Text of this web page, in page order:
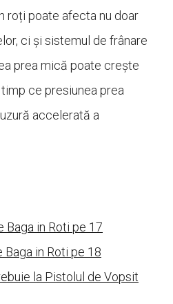
roți poate afecta nu doar
ci și sistemul de frânare
prea mică poate crește
ce presiunea prea
accelerată a
Baga in Roti pe 17
Baga in Roti pe 18
la Pistolul de Vopsit